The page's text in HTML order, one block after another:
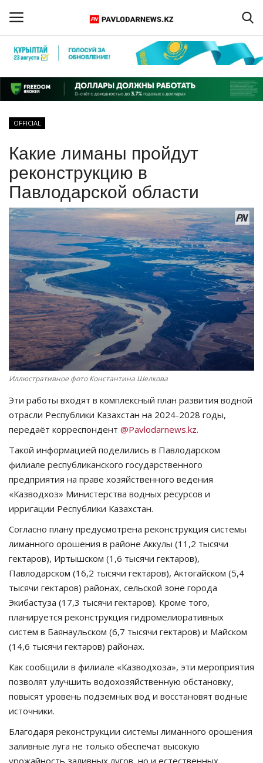
Регистрация
Главная
КАЗАХСТАН
МИР
СПЕЦПРОЕКТЫ
СПОРТ
Чек-лист
РАЗВЛЕЧЕНИЯ
OFFICIAL
Курултай
Язык
Қазақша Русский
OFFICIAL
Какие лиманы пройдут
реконструкцию в
Павлодарской области
Иллюстративное фото Константина Шелкова
Эти работы входят в комплексный план развития водной
отрасли Республики Казахстан на 2024-2028 годы,
передаёт корреспондент @Pavlodarnews.kz.
Такой информацией поделились в Павлодарском
филиале республиканского государственного
предприятия на праве хозяйственного ведения
«Казводхоз» Министерства водных ресурсов и
ирригации Республики Казахстан.
Согласно плану предусмотрена реконструкция системы
лиманного орошения в районе Аккулы (11,2 тысячи
гектаров), Иртышском (1,6 тысячи гектаров),
Павлодарском (16,2 тысячи гектаров), Актогайском (5,4
тысячи гектаров) районах, сельской зоне города
Экибастуза (17,3 тысячи гектаров). Кроме того,
планируется реконструкция гидромелиоративных
систем в Баянаульском (6,7 тысячи гектаров) и Майском
(14,6 тысячи гектаров) районах.
Как сообщили в филиале «Казводхоза», эти мероприятия
позволят улучшить водохозяйственную обстановку,
повысят уровень подземных вод и восстановят водные
источники.
Благодаря реконструкции системы лиманного орошения
заливные луга не только обеспечат высокую